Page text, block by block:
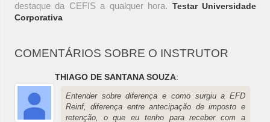
destaque da CEFIS a qualquer hora. Testar Universidade
Corporativa
COMENTÁRIOS SOBRE O INSTRUTOR
THIAGO DE SANTANA SOUZA:
Entender sobre diferença e como surgiu a EFD
Reinf, diferença entre antecipação de imposto e
retenção, o que eu tenho para receber com a